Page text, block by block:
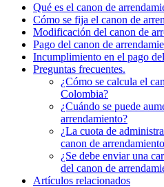
Qué es el canon de
Cómo se fija el canon de
Modificación del canon de
Pago del canon de
Incumplimiento en el pago
Preguntas frecuentes.
¿Cómo se calcula el
Colombia?
¿Cuándo se puede
arrendamiento?
¿La cuota de
canon de
¿Se debe enviar una
del canon de
Artículos relacionados